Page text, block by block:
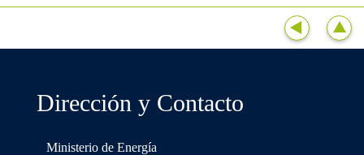
Dirección y Contacto
Ministerio de Energía